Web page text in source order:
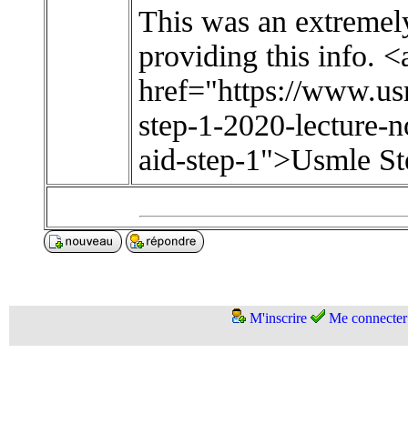
This was an
providing this info.
href="https://
step-1-2020-lecture-
aid-step-1">Usmle
M'inscrire Me connecter